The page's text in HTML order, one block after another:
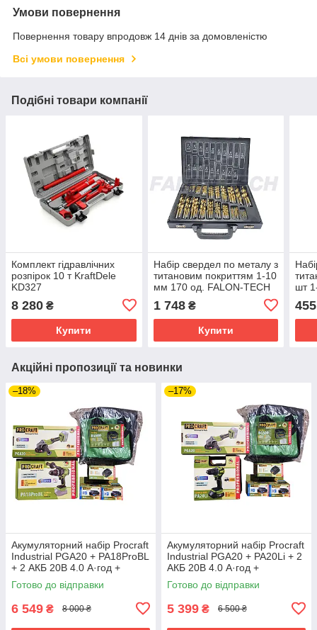
Умови повернення
Повернення товару впродовж 14 днів за домовленістю
Всі умови повернення
Подібні товари компанії
Комплект гідравлічних
розпірок 10 т KraftDele
KD327
8 280 ₴
Купити
Набір свердел по металу з
титановим покриттям 1-10
мм 170 од. FALON-TECH
1 748₴
Купити
шт
455
Акційні пропозиції та новинки
–18%
Акумуляторний набір Procraft
Industrial PGA20 + PA18ProBL
+ 2 АКБ 20В 4.0 А·год +
Зарядний пристрій
Charger20/1 Eco + Сумка
Готово до відправки
6 549 ₴ 8 000 ₴
–17%
Акумуляторний набір Procraft
Industrial PGA20 + PA20Li + 2
АКБ 20В 4.0 А·год +
Зарядний пристрій
Charger20/1 Eco + Сумка
Готово до відправки
5 399 ₴ 6 500 ₴